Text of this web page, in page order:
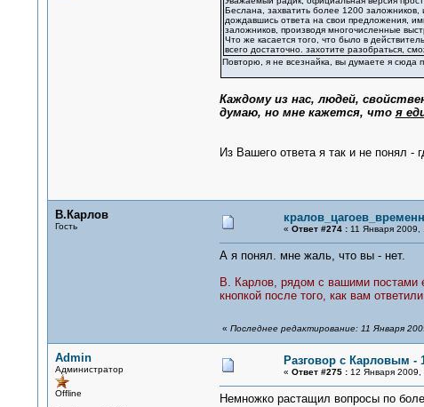
Беслана, захватить более 1200 заложников,
дождавшись ответа на свои предложения,
заложников, производя многочисленные
Что же касается того, что было в
всего достаточно. захотите разобраться,
Повторю, я не всезнайка, вы думаете я сюда
Каждому из нас, людей,
думаю, но мне кажется, чтоя
Из Вашего ответа я так и не понял -
В.Карлов
Гость « Ответ #274 :11 Января 2009,
А я понял. мне жаль, что вы - нет.
В. Карлов, рядом с вашими постами
кнопкой после того, как вам
« Последнее редактирование: 11 Января
Admin
Администратор
Offline
Разговор с Карловым -
« Ответ #275 :12 Января 2009,
Немножко растащил вопросы по